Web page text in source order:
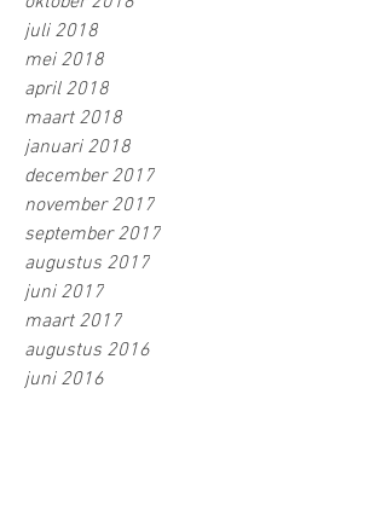
juli 2018
mei 2018
april 2018
maart 2018
januari 2018
december 2017
november 2017
september 2017
augustus 2017
juni 2017
maart 2017
augustus 2016
juni 2016